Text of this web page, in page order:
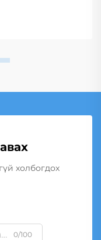
холбогдох
0/100